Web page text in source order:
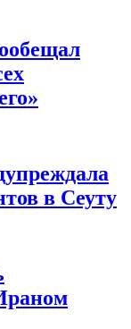
в Сеуту